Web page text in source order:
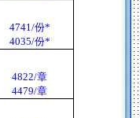
4741/份*
4035/份*
4822/章
4479/章